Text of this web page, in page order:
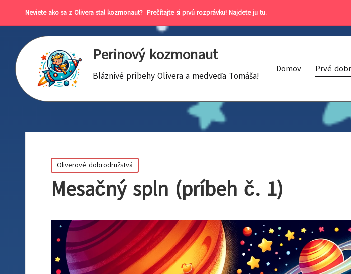
Neviete ako sa z Olivera stal kozmonaut? Prečítajte si prvú rozprávku! Najdete ju tu.
Perinový kozmonaut
Bláznivé príbehy Olivera a medveďa Tomáša!
Domov Prvé
Posted
in
Oliverové dobrodružstvá
Mesačný spln (príbeh č. 1)